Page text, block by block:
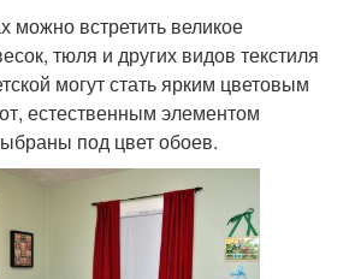
можно встретить великое
тюля и других видов текстиля
могут стать ярким цветовым
естественным элементом
под цвет обоев.